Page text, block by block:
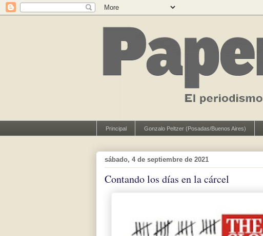
Principal Gonzalo Peltzer (Posadas/Buenos Aires)
sábado, 4 de septiembre de 2021
Contando los días en la cárcel